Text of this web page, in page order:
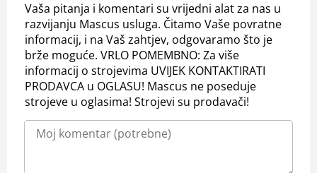
Vaša pitanja i komentari su vrijedni alat za nas u
razvijanju Mascus usluga. Čitamo Vaše povratne
informacij, i na Vaš zahtjev, odgovaramo što je
brže moguće. VRLO POMEMBNO: Za više
informacij o strojevima UVIJEK KONTAKTIRATI
PRODAVCA u OGLASU! Mascus ne poseduje
strojeve u oglasima! Strojevi su prodavači!